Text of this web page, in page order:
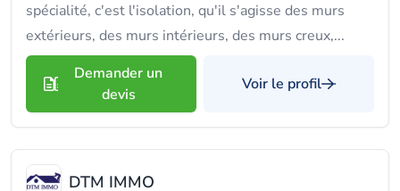
spécialité, c'est l'isolation, qu'il s'agisse des murs
extérieurs, des murs intérieurs, des murs creux,...
Demander un
devis
Voir le profil
DTM IMMO